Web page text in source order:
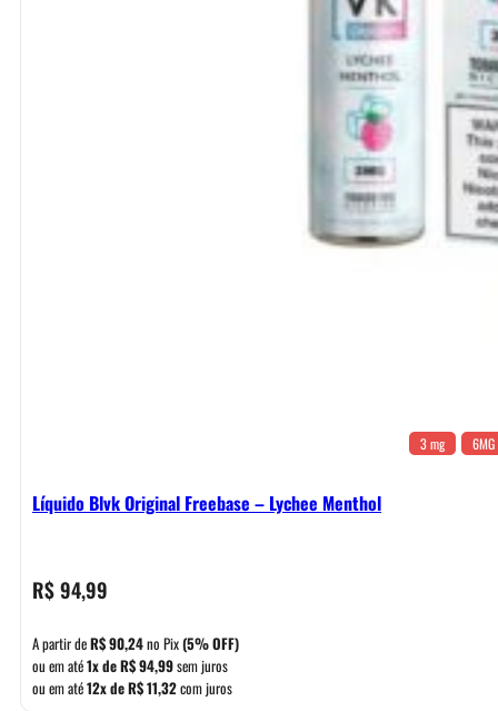
3 mg 6MG
Líquido Blvk Original Freebase – Lychee Menthol
R$94,99
A partir deR$90,24no Pix(5% OFF)
ou em até1x deR$94,99sem juros
ou em até12x deR$11,32com juros